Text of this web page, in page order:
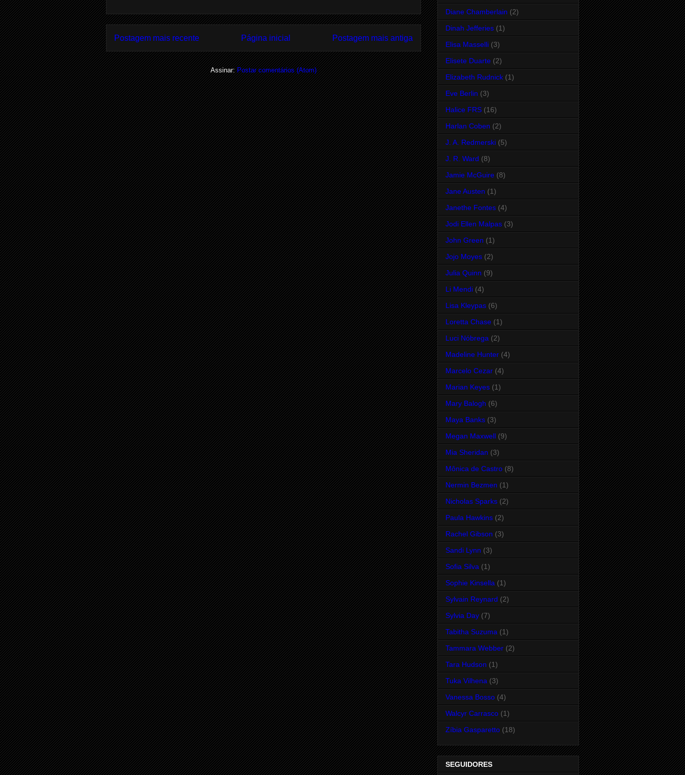
Postagem mais recente Postagem mais antiga
Página inicial
Assinar:Postar comentários (Atom)
Diane Chamberlain (2)
Dinah Jefferies (1)
Elisa Masselli (3)
Elisete Duarte (2)
Elizabeth Rudnick (1)
Eve Berlin (3)
Halice FRS (16)
Harlan Coben (2)
J. A. Redmerski (5)
J. R. Ward (8)
Jamie McGuire (8)
Jane Austen (1)
Janethe Fontes (4)
Jodi Ellen Malpas (3)
John Green (1)
Jojo Moyes (2)
Julia Quinn (9)
Li Mendi (4)
Lisa Kleypas (6)
Loretta Chase (1)
Luci Nóbrega (2)
Madeline Hunter (4)
Marcelo Cezar (4)
Marian Keyes (1)
Mary Balogh (6)
Maya Banks (3)
Megan Maxwell (9)
Mia Sheridan (3)
Mônica de Castro (8)
Nermin Bezmen (1)
Nicholas Sparks (2)
Paula Hawkins (2)
Rachel Gibson (3)
Sandi Lynn (3)
Sofia Silva (1)
Sophie Kinsella (1)
Sylvain Reynard (2)
Sylvia Day (7)
Tabitha Suzuma (1)
Tammara Webber (2)
Tara Hudson (1)
Tuka Vilhena (3)
Vanessa Bosso (4)
Walcyr Carrasco (1)
Zíbia Gasparetto (18)
SEGUIDORES